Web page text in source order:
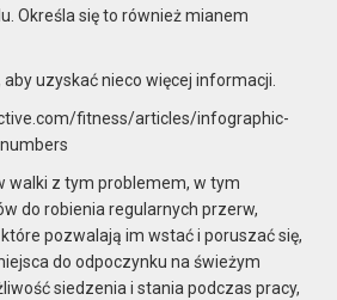
Określa się to również mianem
uzyskać nieco więcej informacji.
fitness/articles/infographic-
walki z tym problemem, w tym
do robienia regularnych przerw,
pozwalają im wstać i poruszać się,
do odpoczynku na świeżym
siedzenia i stania podczas pracy,